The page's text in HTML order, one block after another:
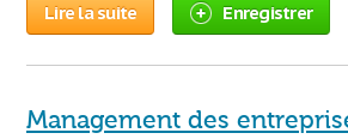
Lire la suite Enregistrer
Management des